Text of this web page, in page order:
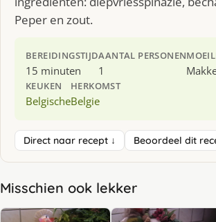
Peper en zout.
BEREIDINGSTIJD
15 minuten
AANTAL PERSONEN
1
KEUKEN
Belgische
HERKOMST
Belgie
Direct naar recept ↓ Beoordeel dit
Misschien ook lekker